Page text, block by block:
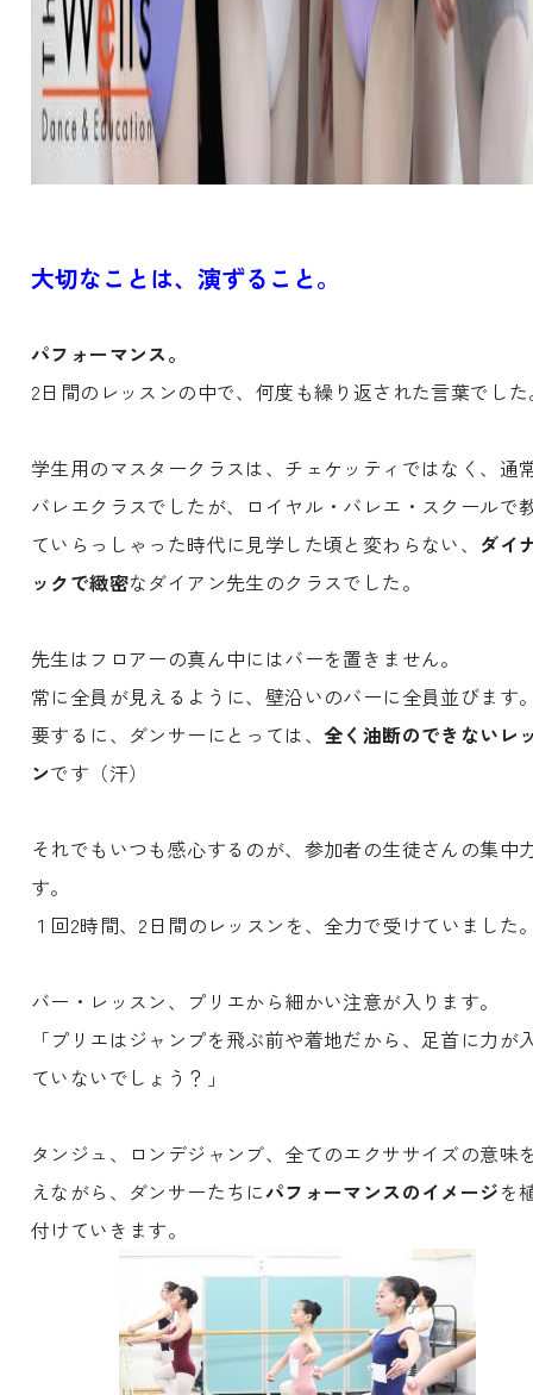
大切なことは、演ずること。
パフォーマンス。
2日間のレッスンの中で、何度も繰り返された言葉でし
学生用のマスタークラスは、チェケッティではなく、通
バレエクラスでしたが、ロイヤル・バレエ・スクールで
ていらっしゃった時代に見学した頃と変わらない、 ダイ
ックで緻密なダイアン先生のクラスでした。
先生はフロアーの真ん中にはバーを置きません。
常に全員が見えるように、壁沿いのバーに全員並びます
要するに、ダンサーにとっては、 全く油断のできないレ
ンです（汗）
それでもいつも感心するのが、参加者の生徒さんの集中
す。
１回2時間、2日間のレッスンを、全力で受けていました
バー・レッスン、プリエから細かい注意が入ります。
「プリエはジャンプを飛ぶ前や着地だから、足首に力が
ていないでしょう？」
タンジュ、ロンデジャンブ、全てのエクササイズの意味
えながら、ダンサーたちにパフォーマンスのイメージを
付けていきます。